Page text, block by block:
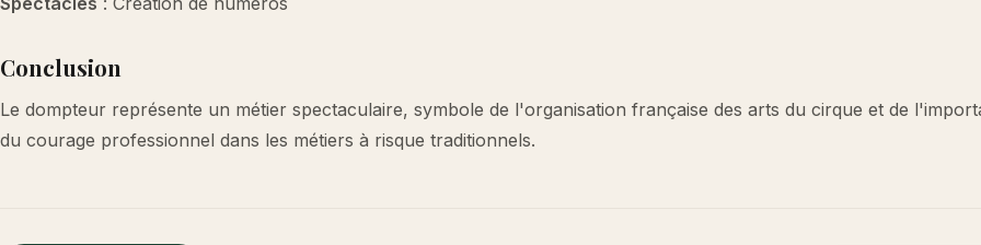
Conclusion
Le dompteur représente un métier spectaculaire, symbole de l'organisation française des arts du cirque et de
du courage professionnel dans les métiers à risque traditionnels.